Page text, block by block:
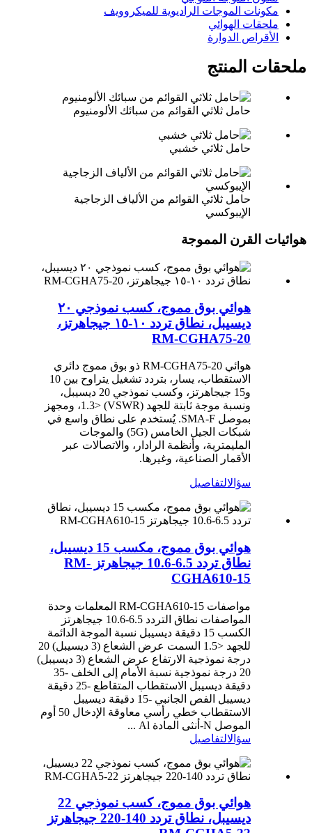
مكونات الموجات الراديوية للميكروويف
ملحقات الهوائي
الأقراص الدوارة
ملحقات المنتج
حامل ثلاثي القوائم من سبائك الألومنيوم
حامل ثلاثي خشبي
حامل ثلاثي القوائم من الألياف الزجاجية
الإيبوكسي
هوائيات القرن المموجة
هوائي بوق مموج، كسب نموذجي ٢٠
ديسيبل، نطاق تردد ١٠-١٥ جيجاهرتز،
RM-CGHA75-20
هوائي RM-CGHA75-20 ذو بوق مموج دائري
الاستقطاب، يسار، بتردد تشغيل يتراوح بين 10
و15 جيجاهرتز، وكسب نموذجي 20 ديسيبل،
ونسبة موجة ثابتة للجهد (VSWR) <1.3، ومجهز
بموصل SMA-F. يُستخدم على نطاق واسع في
شبكات الجيل الخامس (5G) والموجات
المليمترية، وأنظمة الرادار، والاتصالات عبر
الأقمار الصناعية، وغيرها.
سؤالالتفاصيل
هوائي بوق مموج، مكسب 15 ديسيبل،
نطاق تردد 6.5-10.6 جيجاهرتز RM-
CGHA610-15
مواصفات RM-CGHA610-15 المعلمات وحدة
المواصفات نطاق التردد 6.5-10.6 جيجاهرتز
الكسب 15 دقيقة ديسيبل نسبة الموجة الدائمة
للجهد <1.5 السمت عرض الشعاع (3 ديسيبل) 20
درجة نموذجية الارتفاع عرض الشعاع (3 ديسيبل)
20 درجة نموذجية نسبة الأمام إلى الخلف -35
دقيقة ديسيبل الاستقطاب المتقاطع -25 دقيقة
ديسيبل الفص الجانبي -15 دقيقة ديسيبل
الاستقطاب خطي رأسي معاوقة الإدخال 50 أوم
الموصل N-أنثى المادة Al ...
سؤالالتفاصيل
هوائي بوق مموج، كسب نموذجي 22
ديسيبل، نطاق تردد 140-220 جيجاهرتز